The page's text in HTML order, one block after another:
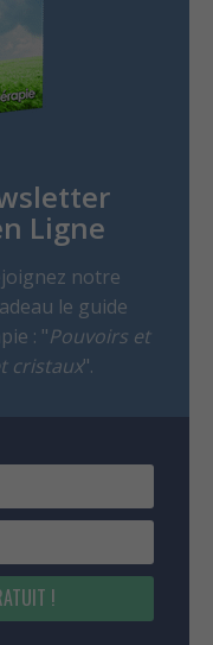
Ligne
notre
le guide
: "Pouvoirs et
cristaux".
!